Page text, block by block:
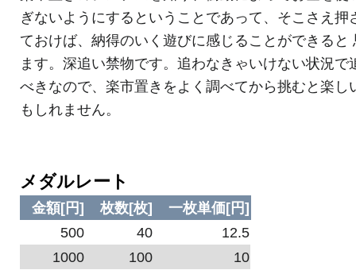
ぎないようにするということであって、そこさえ押
ておけば、納得のいく遊びに感じることができると
ます。深追い禁物です。追わなきゃいけない状況で
べきなので、楽市置きをよく調べてから挑むと楽し
もしれません。
メダルレート
金額[円] 枚数[枚]
一枚単価[円]
500
40
12.5
1000
100
10